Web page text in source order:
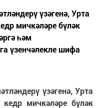
үзәгенә, Урта
мичкәләре бүләк
һәм
үзенчәлекле шифа
үзәгенә, Урта
кедр мичкәләре бүләк